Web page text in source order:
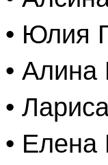
• Юлия
• Алина
•
•